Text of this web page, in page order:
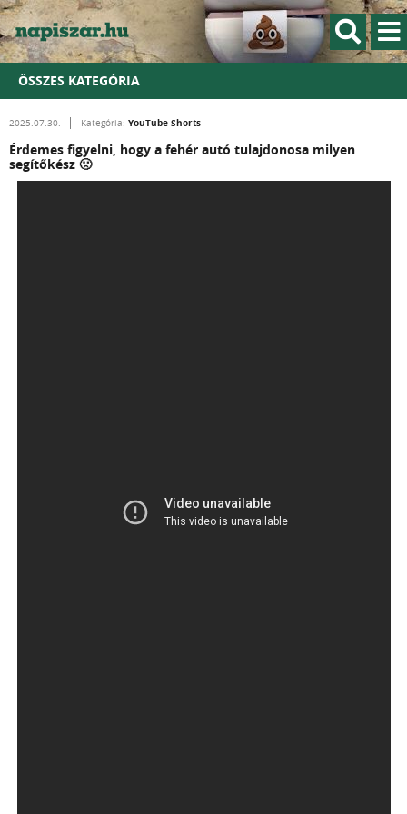
ÖSSZES KATEGÓRIA
2025.07.30. Kategória: YouTube Shorts
Érdemes figyelni, hogy a fehér autó tulajdonosa milyen
segítőkész 🙁